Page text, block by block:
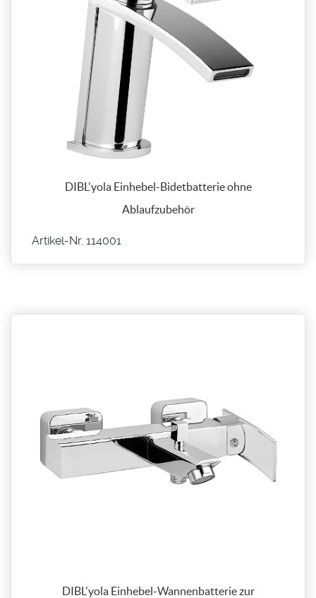
DIBL'yola Einhebel-Bidetbatterie ohne
Ablaufzubehör
Artikel-Nr. 114001
DIBL'yola Einhebel-Wannenbatterie zur